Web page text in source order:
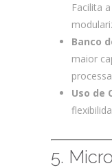
Facilita
Banco
maior
Uso de
5.